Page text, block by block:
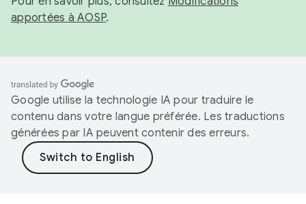
apportées à AOSP.
Google utilise la technologie IA pour traduire le
contenu dans votre langue préférée. Les traductions
générées par IA peuvent contenir des erreurs.